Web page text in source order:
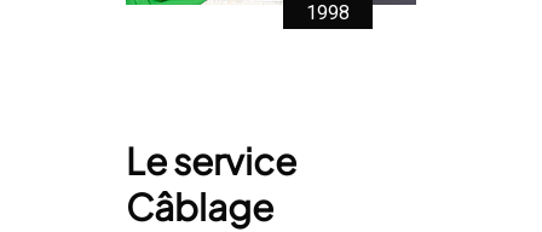
1998
Le service
Câblage